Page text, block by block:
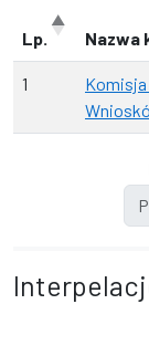
Lp. Nazwa
1
Komisja